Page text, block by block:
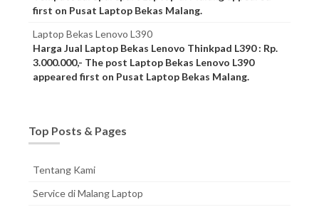
first on Pusat Laptop Bekas Malang.
Laptop Bekas Lenovo L390
Harga Jual Laptop Bekas Lenovo Thinkpad L390 : Rp.
3.000.000,- The post Laptop Bekas Lenovo L390
appeared first on Pusat Laptop Bekas Malang.
Top Posts & Pages
Tentang Kami
Service di Malang Laptop